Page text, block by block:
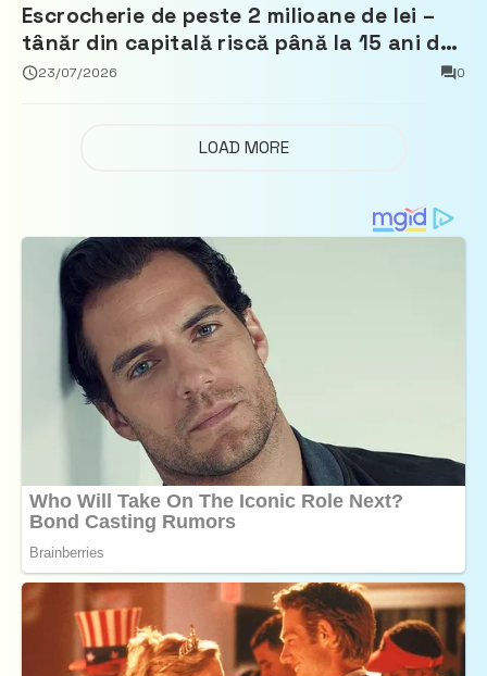
Escrocherie de peste 2 milioane de lei –
tânăr din capitală riscă până la 15 ani de
închisoare
23/07/2026 0
LOAD MORE